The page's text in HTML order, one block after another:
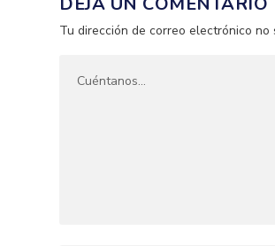
Tu dirección de correo electrónico no